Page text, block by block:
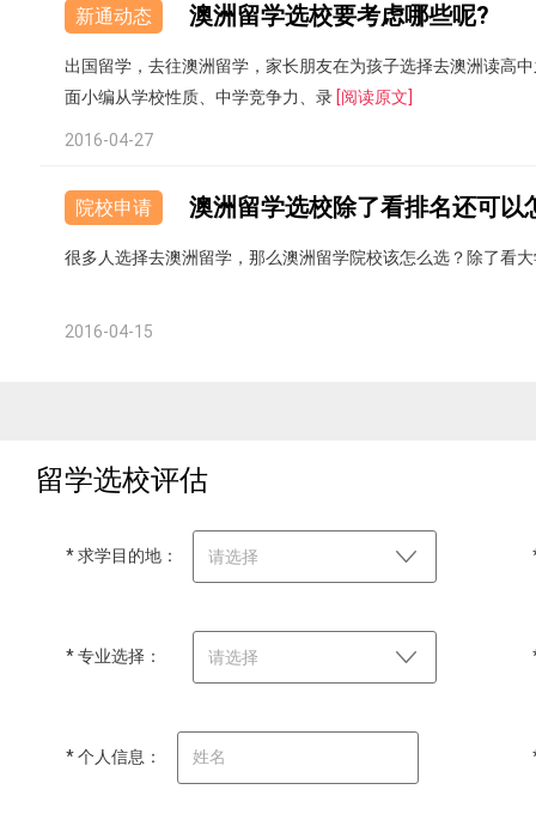
新通动态 澳洲留学选校要考虑哪些呢?
出国留学，去往澳洲留学，家长朋友在为孩子选择去澳洲读高
面小编从学校性质、中学竞争力、录 [阅读原文]
2016-04-27
院校申请 澳洲留学选校除了看排名还可以
很多人选择去澳洲留学，那么澳洲留学院校该怎么选？除了看
2016-04-15
留学选校评估
* 求学目的地： 请选择
* 专业选择： 请选择
* 个人信息：